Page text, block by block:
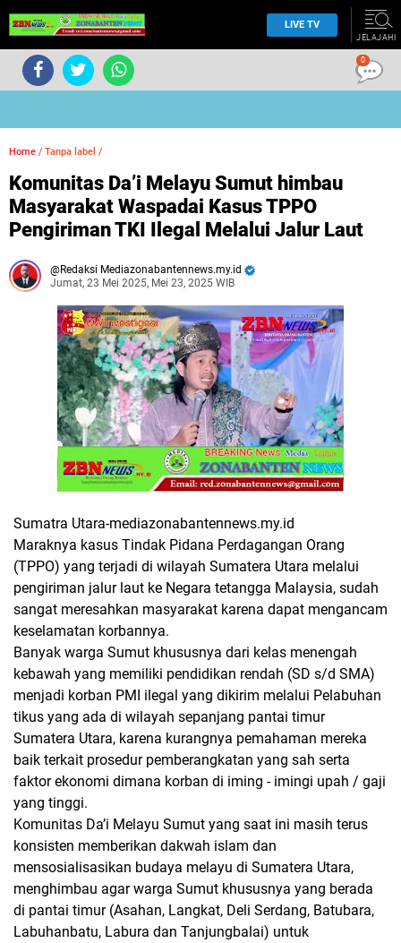
LIVE TV
JELAJAHI
Home / Tanpa label /
Komunitas Da’i Melayu Sumut himbau
Masyarakat Waspadai Kasus TPPO
Pengiriman TKI Ilegal Melalui Jalur Laut
Redaksi Mediazonabantennews.my.id
Jumat, 23 Mei 2025, Mei 23, 2025 WIB
Sumatra Utara-mediazonabantennews.my.id
Maraknya kasus Tindak Pidana Perdagangan Orang
(TPPO) yang terjadi di wilayah Sumatera Utara melalui
pengiriman jalur laut ke Negara tetangga Malaysia, sudah
sangat meresahkan masyarakat karena dapat mengancam
keselamatan korbannya.
Banyak warga Sumut khususnya dari kelas menengah
kebawah yang memiliki pendidikan rendah (SD s/d SMA)
menjadi korban PMI ilegal yang dikirim melalui Pelabuhan
tikus yang ada di wilayah sepanjang pantai timur
Sumatera Utara, karena kurangnya pemahaman mereka
baik terkait prosedur pemberangkatan yang sah serta
faktor ekonomi dimana korban di iming - imingi upah / gaji
yang tinggi.
Komunitas Da’i Melayu Sumut yang saat ini masih terus
konsisten memberikan dakwah islam dan
mensosialisasikan budaya melayu di Sumatera Utara,
menghimbau agar warga Sumut khususnya yang berada
di pantai timur (Asahan, Langkat, Deli Serdang, Batubara,
Labuhanbatu, Labura dan Tanjungbalai) untuk
0